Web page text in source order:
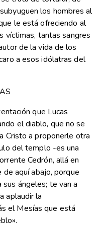
los hombres al
le está ofreciendo al
víctimas, tantas sangres
de la vida de los
a esos idólatras del
que Lucas
el diablo, que no se
Cristo a proponerle otra
del templo -es una
Cedrón, allá en
de aquí abajo, porque
ángeles; te van a
aplaudir la
el Mesías que está